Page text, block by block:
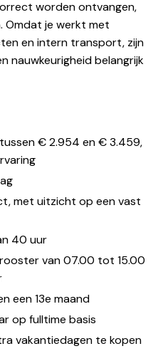
worden ontvangen,
Omdat je werkt met
en intern transport, zijn
nauwkeurigheid belangrijk
€ 2.954 en € 3.459,
met uitzicht op een vast
40 uur
van 07.00 tot 15.00
een 13e maand
op fulltime basis
vakantiedagen te kopen